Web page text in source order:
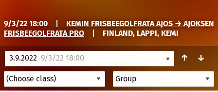
9/3/22 18:00
KEMIN FRISBEEGOLFRATA AJOS → AJOKSEN
FRISBEEGOLFRATA PRO
FINLAND, LAPPI, KEMI
3.9.2022 9/3/22 18:00 ↑ ↓